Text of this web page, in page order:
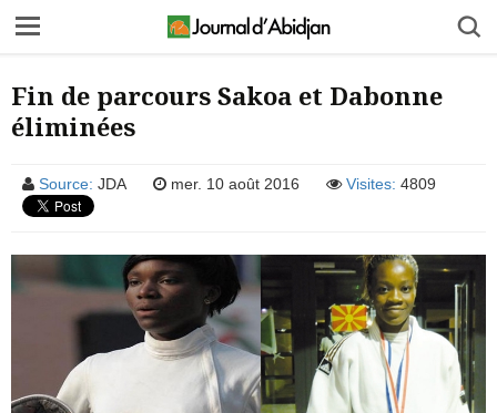
Fin de parcours Sakoa et Dabonne
éliminées
Source: JDA mer. 10 août 2016 Visites: 4809